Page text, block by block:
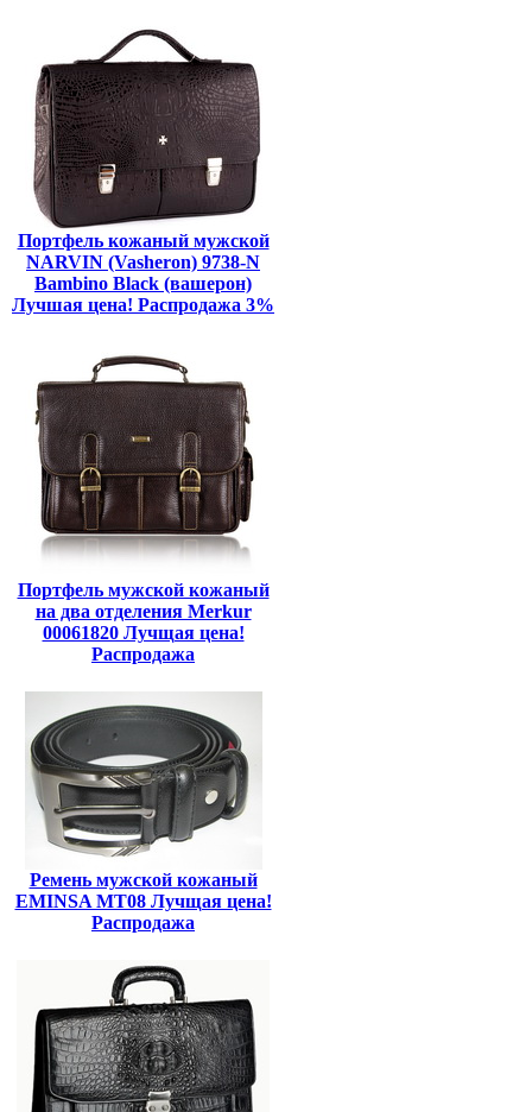
Портфель кожаный мужской
NARVIN (Vasheron) 9738-N
Bambino Black (вашерон)
Лучшая цена! Распродажа 3%
Портфель мужской кожаный
на два отделения Merkur
00061820 Лучщая цена!
Распродажа
Ремень мужской кожаный
EMINSA MT08 Лучщая цена!
Распродажа